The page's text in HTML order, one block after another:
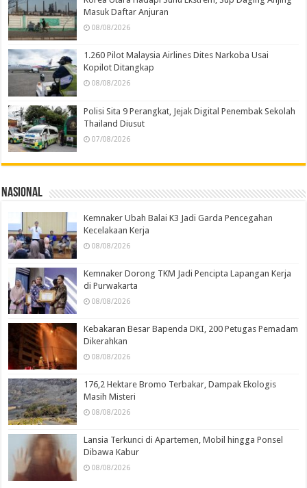
Masuk Daftar Anjuran
08/08/2026
1.260 Pilot Malaysia Airlines Dites Narkoba Usai
Kopilot Ditangkap
08/08/2026
Polisi Sita 9 Perangkat, Jejak Digital Penembak Sekolah
Thailand Diusut
07/08/2026
Nasional
Kemnaker Ubah Balai K3 Jadi Garda Pencegahan
Kecelakaan Kerja
08/08/2026
Kemnaker Dorong TKM Jadi Pencipta Lapangan Kerja
di Purwakarta
08/08/2026
Kebakaran Besar Bapenda DKI, 200 Petugas Pemadam
Dikerahkan
08/08/2026
176,2 Hektare Bromo Terbakar, Dampak Ekologis
Masih Misteri
08/08/2026
Lansia Terkunci di Apartemen, Mobil hingga Ponsel
Dibawa Kabur
08/08/2026